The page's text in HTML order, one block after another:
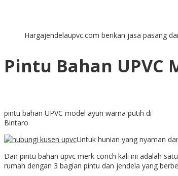
Hargajendelaupvc.com berikan jasa pasang
Pintu Bahan UPVC
pintu bahan UPVC model ayun warna putih di
Bintaro
Untuk hunian yang nyaman
Dan pintu bahan upvc merk conch kali ini adalah
rumah dengan 3 bagian pintu dan jendela yang